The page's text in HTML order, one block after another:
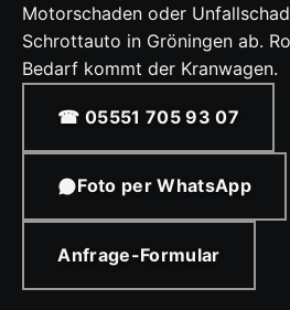
Motorschaden oder
Schrottauto in Gröningen ab.
Bedarf kommt der Kranwagen.
☎ 05551 705 93 07
Foto per WhatsApp
Anfrage-Formular